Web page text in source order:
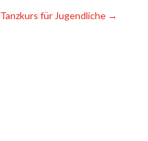
Tanzkurs für Jugendliche →